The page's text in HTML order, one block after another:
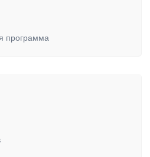
программа